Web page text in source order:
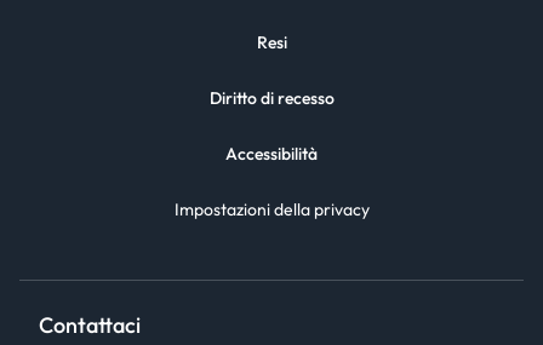
Resi
Diritto di recesso
Accessibilità
Impostazioni della privacy
Contattaci